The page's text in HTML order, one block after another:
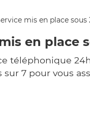
en place
téléphonique
sur 7 pour vous